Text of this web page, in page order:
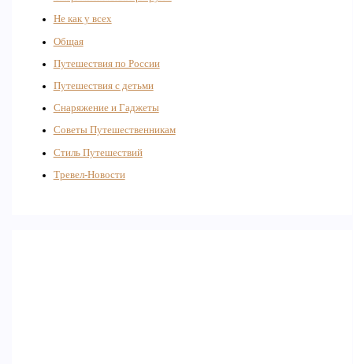
Не как у всех
Общая
Путешествия по России
Путешествия с детьми
Снаряжение и Гаджеты
Советы Путешественникам
Стиль Путешествий
Тревел-Новости